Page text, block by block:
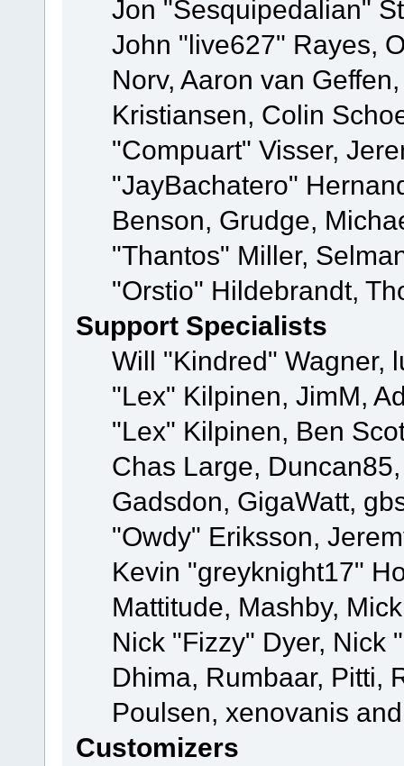
Jon "Sesquipedalian"
John "live627" Rayes,
Norv, Aaron van
Kristiansen, Colin
"Compuart" Visser,
"JayBachatero"
Benson, Grudge,
"Thantos" Miller,
"Orstio" Hildebrandt,
Support Specialists
Will "Kindred" Wagner,
"Lex" Kilpinen, JimM,
"Lex" Kilpinen, Ben
Chas Large,
Gadsdon, GigaWatt,
"Owdy" Eriksson,
Kevin "greyknight17"
Mattitude, Mashby,
Nick "Fizzy" Dyer, Nick
Dhima, Rumbaar, Pitti,
Poulsen, xenovanis
Customizers